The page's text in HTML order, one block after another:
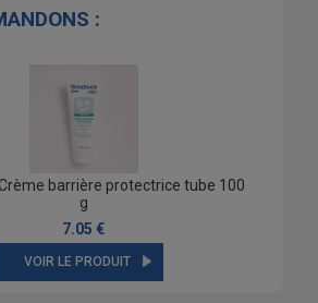
:
barrière protectrice tube 100
g
7.05 €
VOIR LE PRODUIT